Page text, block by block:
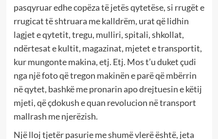
pasqyruar edhe copëza të jetës qytetëse, si rrugët e
rrugicat të shtruara me kalldrëm, urat që lidhin
lagjet e qytetit, tregu, mulliri, spitali, shkollat,
ndërtesat e kultit, magazinat, mjetet e transportit,
kur mungonte makina, etj. Etj. Mos t’u duket çudi
nga një foto që tregon makinën e parë që mbërrin
në qytet, bashkë me pronarin apo drejtuesin e këtij
mjeti, që çdokush e quan revolucion në transport
mallrash me njerëzish.
Një lloj tjetër pasurie me shumë vlerë është, jeta